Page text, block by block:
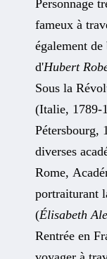
Personnage
fameux à
également
d'Hubert
Sous la
(Italie, 1789-
Pétersbourg,
diverses
Rome,
portraiturant
(Élisabeth
Rentrée en